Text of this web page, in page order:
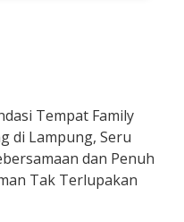
Tempat Family
di Lampung, Seru
dan Penuh
Tak Terlupakan